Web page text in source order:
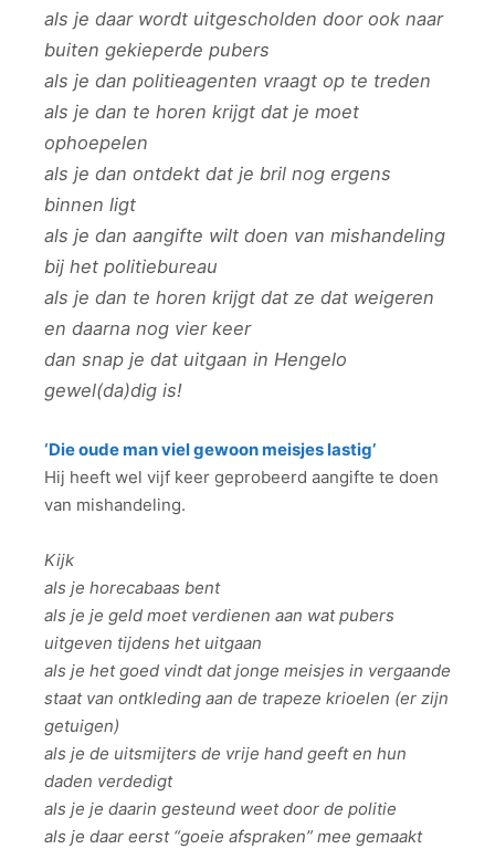
als je daar wordt uitgescholden door ook naar
buiten gekieperde pubers
als je dan politieagenten vraagt op te treden
als je dan te horen krijgt dat je moet
ophoepelen
als je dan ontdekt dat je bril nog ergens
binnen ligt
als je dan aangifte wilt doen van mishandeling
bij het politiebureau
als je dan te horen krijgt dat ze dat weigeren
en daarna nog vier keer
dan snap je dat uitgaan in Hengelo
gewel(da)dig is!
‘Die oude man viel gewoon meisjes lastig’
Hij heeft wel vijf keer geprobeerd aangifte te doen
van mishandeling.
Kijk
als je horecabaas bent
als je je geld moet verdienen aan wat pubers
uitgeven tijdens het uitgaan
als je het goed vindt dat jonge meisjes in vergaande
staat van ontkleding aan de trapeze krioelen (er zijn
getuigen)
als je de uitsmijters de vrije hand geeft en hun
daden verdedigt
als je je daarin gesteund weet door de politie
als je daar eerst “goeie afspraken” mee gemaakt